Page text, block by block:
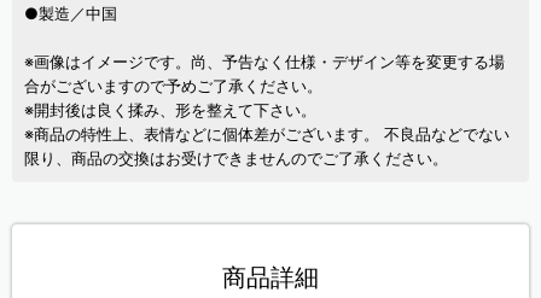
●製造／中国
※画像はイメージです。尚、予告なく仕様・デザイン等を変更する場
合がございますので予めご了承ください。
※開封後は良く揉み、形を整えて下さい。
※商品の特性上、表情などに個体差がございます。 不良品などでない
限り、商品の交換はお受けできませんのでご了承ください。
商品詳細